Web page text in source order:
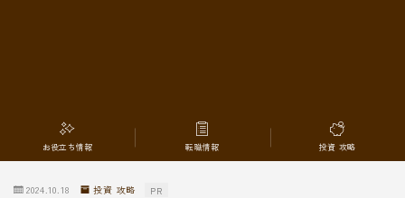
お役立ち情報 転職情報 投資 攻略
2024.10.18 投資 攻略 PR